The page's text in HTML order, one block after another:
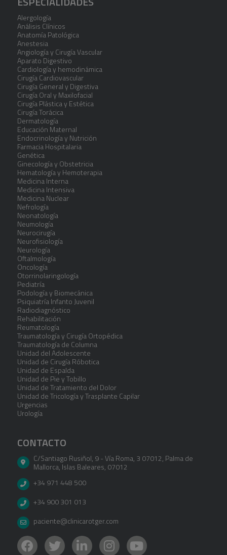
Alergología
Análisis Clínicos
Anatomía Patológica
Anestesia
Angiología y Cirugía Vascular
Aparato Digestivo
Cardiología y hemodinámica
Cirugía Cardiovascular
Cirugía General y Digestiva
Cirugía Oral y Maxilofacial
Cirugía Plástica y Estética
Cirugía Torácica
Dermatología
Educación Maternal
Endocrinología y Nutrición
Farmacia Hospitalaria
Genética
Ginecología y Obstetricia
Hematología y Hemoterapia
Medicina Interna
Medicina Intensiva
Medicina Nuclear
Nefrología
Neonatología
Neumología
Neurocirugía
Neurofisiología
Neurología
Oftalmología
Oncología
Otorrinolaringología
Pediatría
Podología y Biomecánica
Psiquiatría Infanto Juvenil
Radiodiagnóstico
Rehabilitación
Reumatología
Traumatología y Cirugía Ortopédica
Traumatología de Columna
Unidad del Adolescente
Unidad de Cirugía Róbotica
Unidad de Espalda
Unidad de Pie y Tobillo
Unidad de Tratamiento del Dolor
Unidad de Tricología y Trasplante Capilar
Urgencias
Urología
CONTACTO
C/Santiago Rusiñol, 9 - Vía Roma, 3 07012, Palma de
Mallorca, Islas Baleares, 07012
+34 971 448 500
+34 900 301 013
paciente@clinicarotger.com